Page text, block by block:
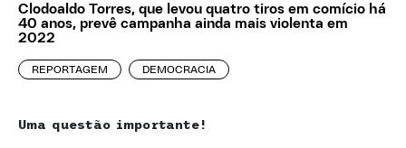
Clodoaldo Torres, que levou quatro tiros em comício há
40 anos, prevê campanha ainda mais violenta em
2022
REPORTAGEM DEMOCRACIA
Uma questão importante!